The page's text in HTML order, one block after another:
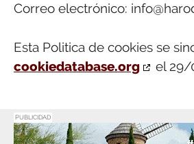
Correo electrónico: info@
Esta Politica de cookies se
cookiedatabase.org
el 29/
PUBLICIDAD